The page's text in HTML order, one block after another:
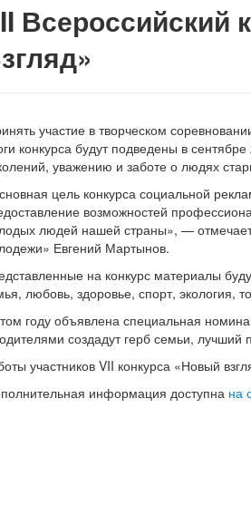
Всероссийский
участие в творческом
конкурса будут подведены в
уважению и заботе о людях
цель конкурса социальной
возможностей
людей нашей страны», —
Евгений Мартынов.
на конкурс материалы
любовь, здоровье, спорт, экология,
году объявлена специальная
создадут герб семьи, лучший
участников VII конкурса «Новый
информация доступна на